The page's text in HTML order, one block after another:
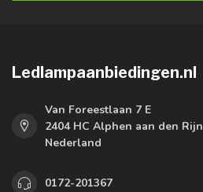
Ledlampaanbiedingen.nl
Van Foreestlaan 7 E
2404 HC Alphen aan den Rijn
Nederland
0172-201367